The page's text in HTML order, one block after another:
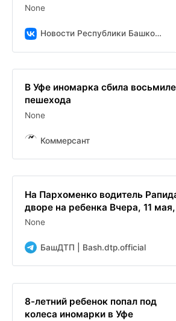
None
Новости Республики Башкортостан и Уфы ( БСТ )
В Уфе иномарка сбила
пешехода
None
Коммерсант
На Пархоменко водитель
дворе на ребенка Вчера, 11
None
БашДТП | Bash.dtp.official
8-летний ребенок попал под
колеса иномарки в Уфе